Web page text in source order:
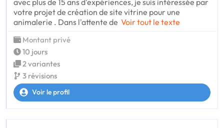
votre projet de création de site vitrine pour une
animalerie . Dans l'attente de Voir tout le texte
Montant privé
10 jours
2 variantes
3 révisions
Voir le profil